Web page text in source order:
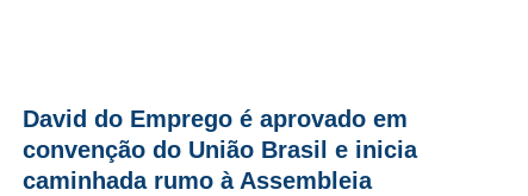
David do Emprego é aprovado em
convenção do União Brasil e inicia
caminhada rumo à Assembleia